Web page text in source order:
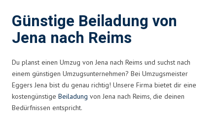
Günstige Beiladung von
Jena nach Reims
Du planst einen Umzug von Jena nach Reims und suchst nach
einem günstigen Umzugsunternehmen? Bei Umzugsmeister
Eggers Jena bist du genau richtig! Unsere Firma bietet dir eine
kostengünstige Beiladung von Jena nach Reims, die deinen
Bedürfnissen entspricht.